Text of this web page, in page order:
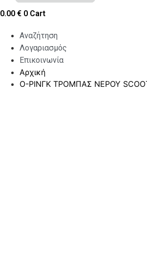
0.00 € 0 Cart
Αναζήτηση
Λογαριασμός
Επικοινωνία
Αρχική
Ο-ΡΙΝΓΚ ΤΡΟΜΠΑΣ ΝΕΡΟΥ